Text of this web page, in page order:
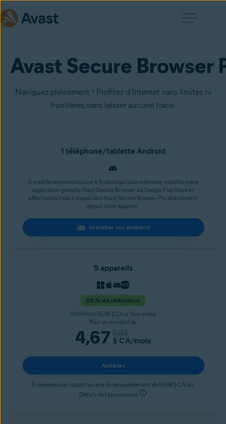
Avast Secure Browser
Naviguez pleinement ! Profitez d’Internet sans limites ni
frontières, sans laisser aucune trace.
1 téléphone/tablette Android
Si c’est la version exclusive à Android qui vous intéresse, installez notre
application gratuite Avast Secure Browser via Google Play Store et
effectuez la mise à niveau vers Avast Secure Browser Pro directement
depuis votre appareil.
Installer sur Android
5 appareils
20 % de réduction
69,99 $ CA 55,99 $ CA la 1ère année
Pour un montant de
4,67 5,83
$ CA/mois
Acheter
Économies par rapport au prix de renouvellement de 69,99 $ CA/an.
Détails de l’abonnement